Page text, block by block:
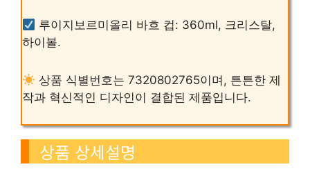
루이지보르미올리 바흐 컵: 360ml, 크리스탈,
하이볼.
상품 식별번호는 7320802765이며, 튼튼한 제
작과 혁신적인 디자인이 결합된 제품입니다.
상품 상세설명